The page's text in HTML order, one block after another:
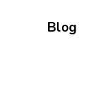
Blog